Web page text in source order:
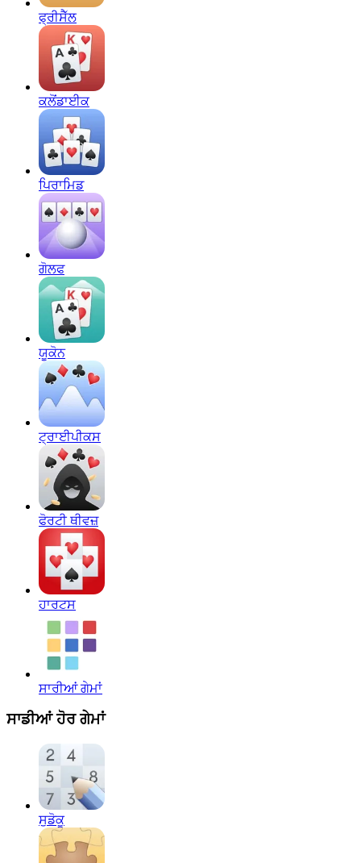
ਫ੍ਰੀਸੈੱਲ
ਕਲੋਂਡਾਈਕ
ਪਿਰਾਮਿਡ
ਗੋਲਫ
ਯੂਕੋਨ
ਟ੍ਰਾਈਪੀਕਸ
ਫੋਰਟੀ ਥੀਵਜ਼
ਹਾਰਟਸ
ਸਾਰੀਆਂ ਗੇਮਾਂ
ਸਾਡੀਆਂ ਹੋਰ ਗੇਮਾਂ
ਸੁਡੋਕੂ